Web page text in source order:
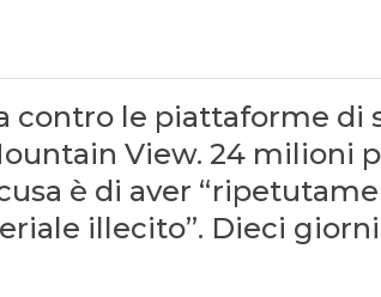
contro le piattaforme di
View. 24 milioni
è di aver
illecito”. Dieci